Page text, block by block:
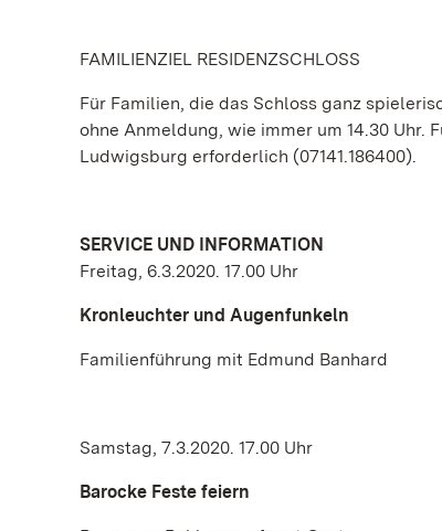
FAMILIENZIEL RESIDENZSCHLOSS
Für Familien, die das Schloss ganz
ohne Anmeldung, wie immer um 14.30 Uhr.
Ludwigsburg erforderlich (07141.186400).
SERVICE UND INFORMATION
Freitag, 6.3.2020. 17.00 Uhr
Kronleuchter und Augenfunkeln
Familienführung mit Edmund Banhard
Samstag, 7.3.2020. 17.00 Uhr
Barocke Feste feiern